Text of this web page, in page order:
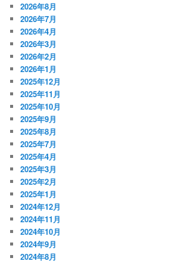
2026年8月
2026年7月
2026年4月
2026年3月
2026年2月
2026年1月
2025年12月
2025年11月
2025年10月
2025年9月
2025年8月
2025年7月
2025年4月
2025年3月
2025年2月
2025年1月
2024年12月
2024年11月
2024年10月
2024年9月
2024年8月